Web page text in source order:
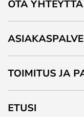
OTA YHTEYTTÄ
TOIMITUS JA
ETUSI